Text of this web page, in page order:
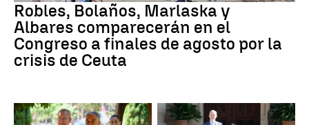
Robles, Bolaños, Marlaska y
Albares comparecerán en el
Congreso a finales de agosto por la
crisis de Ceuta